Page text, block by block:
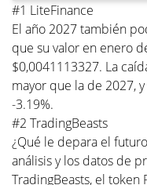
#1 LiteFinance
El año 2027 también
que su valor en enero
$0,0041113327. La
mayor que la de 2027,
-3.19%.
#2 TradingBeasts
¿Qué le depara el
análisis y los datos de
TradingBeasts, el token